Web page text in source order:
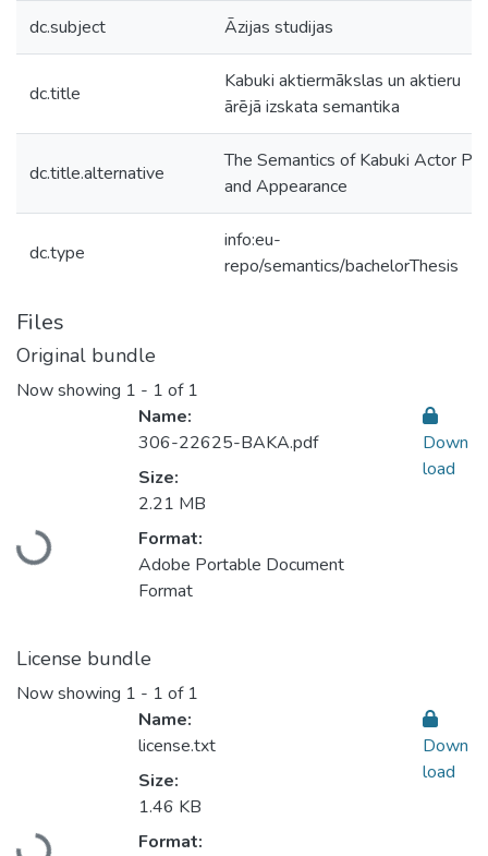
dc.subject Āzijas studijas
dc.title
Kabuki aktiermākslas un aktieru
ārējā izskata semantika
dc.title.alternative
The Semantics of Kabuki Actor
and Appearance
dc.type
info:eu-
repo/semantics/bachelorThesis
Files
Original bundle
Now showing 1 - 1 of 1
Loading...
Name:
306-22625-BAKA.pdf
Size:
2.21 MB
Format:
Adobe Portable Document
Format
Down
load
License bundle
Now showing 1 - 1 of 1
Loading...
Name:
license.txt
Size:
1.46 KB
Format:
Down
load